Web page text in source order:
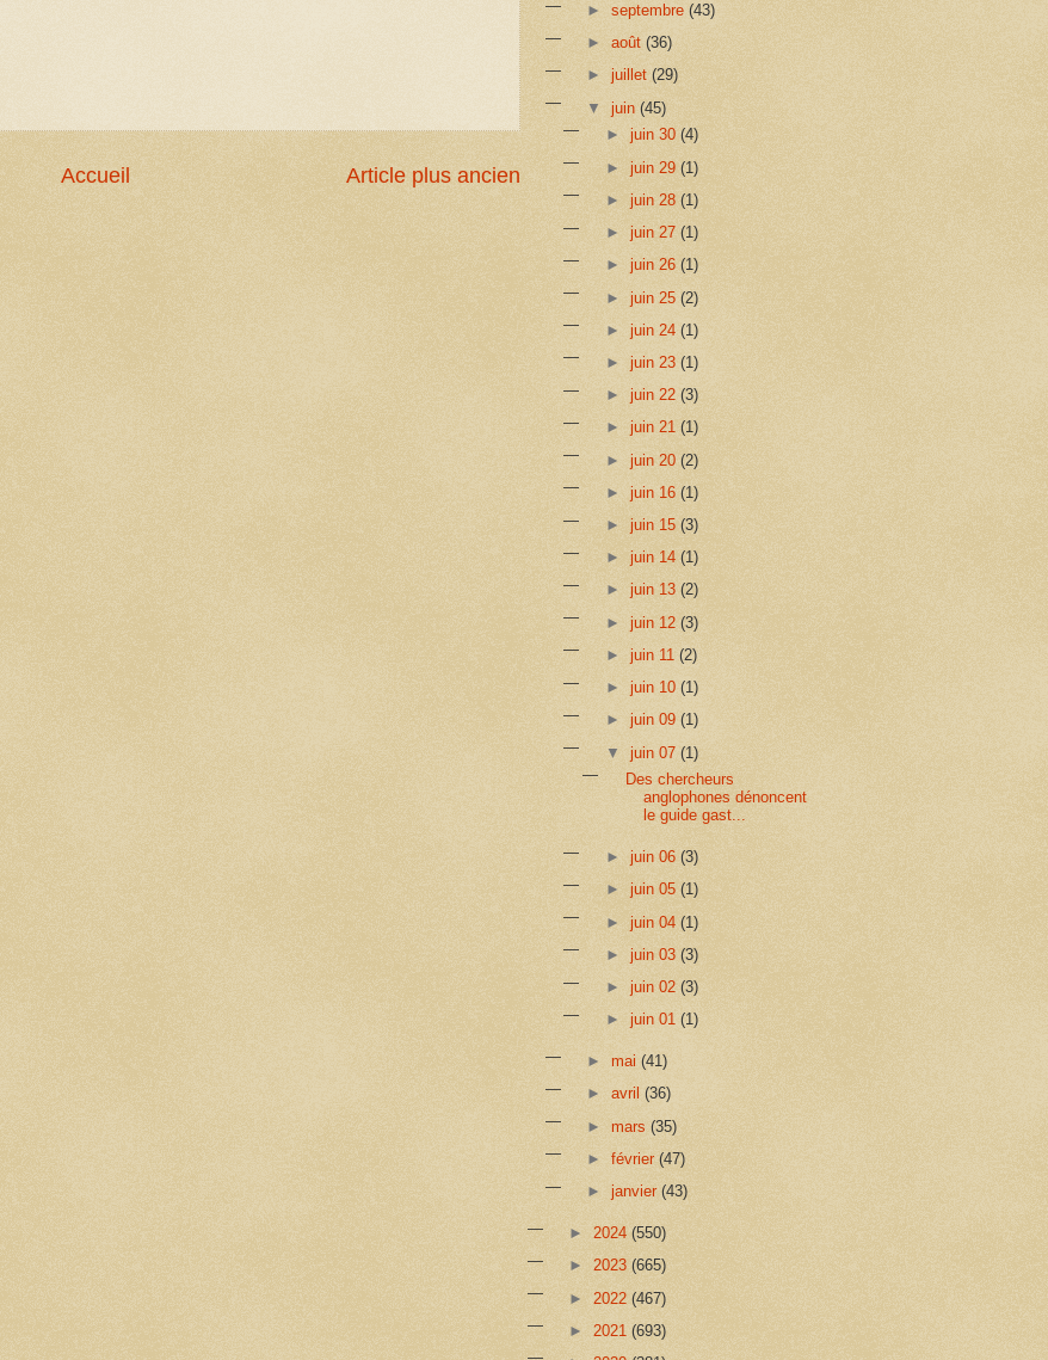
Article plus ancien
Accueil
►septembre(43)
►août(36)
►juillet(29)
▼juin(45)
► juin 30 (4)
► juin 29 (1)
► juin 28 (1)
► juin 27 (1)
► juin 26 (1)
► juin 25 (2)
► juin 24 (1)
► juin 23 (1)
► juin 22 (3)
► juin 21 (1)
► juin 20 (2)
► juin 16 (1)
► juin 15 (3)
► juin 14 (1)
► juin 13 (2)
► juin 12 (3)
► juin 11 (2)
► juin 10 (1)
► juin 09 (1)
▼ juin 07 (1)
Des chercheurs
anglophones dénoncent
le guide gast...
► juin 06 (3)
► juin 05 (1)
► juin 04 (1)
► juin 03 (3)
► juin 02 (3)
► juin 01 (1)
►mai(41)
►avril(36)
► mars(35)
►février(47)
► janvier(43)
► 2024 (550)
► 2023 (665)
► 2022 (467)
► 2021 (693)